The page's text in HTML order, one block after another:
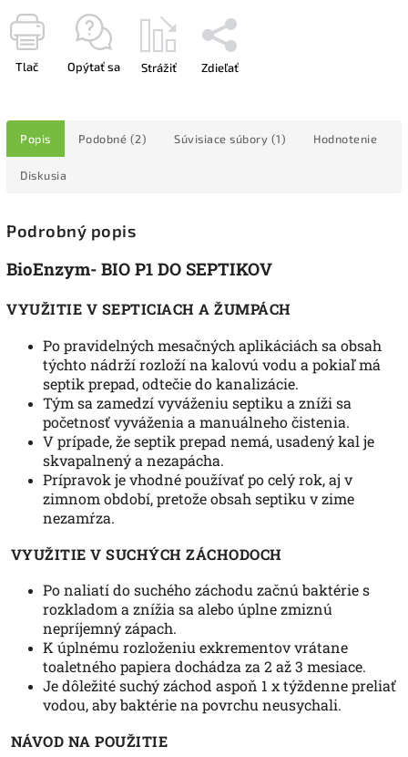
Tlač Opýtať sa Strážiť Zdieľať
Popis Podobné (2) Súvisiace súbory (1) Hodnotenie
Diskusia
Podrobný popis
BioEnzym- BIO P1 DO SEPTIKOV
VYUŽITIE V SEPTICIACH A ŽUMPÁCH
Po pravidelných mesačných aplikáciách sa obsah
týchto nádrží rozloží na kalovú vodu a pokiaľ má
septik prepad, odtečie do kanalizácie.
Tým sa zamedzí vyváženiu septiku a zníži sa
početnosť vyváženia a manuálneho čistenia.
V prípade, že septik prepad nemá, usadený kal je
skvapalnený a nezapácha.
Prípravok je vhodné používať po celý rok, aj v
zimnom období, pretože obsah septiku v zime
nezamŕza.
VYUŽITIE V SUCHÝCH ZÁCHODOCH
Po naliatí do suchého záchodu začnú baktérie s
rozkladom a znížia sa alebo úplne zmiznú
nepríjemný zápach.
K úplnému rozloženiu exkrementov vrátane
toaletného papiera dochádza za 2 až 3 mesiace.
Je dôležité suchý záchod aspoň 1 x týždenne preliať
vodou, aby baktérie na povrchu neusychali.
NÁVOD NA POUŽITIE